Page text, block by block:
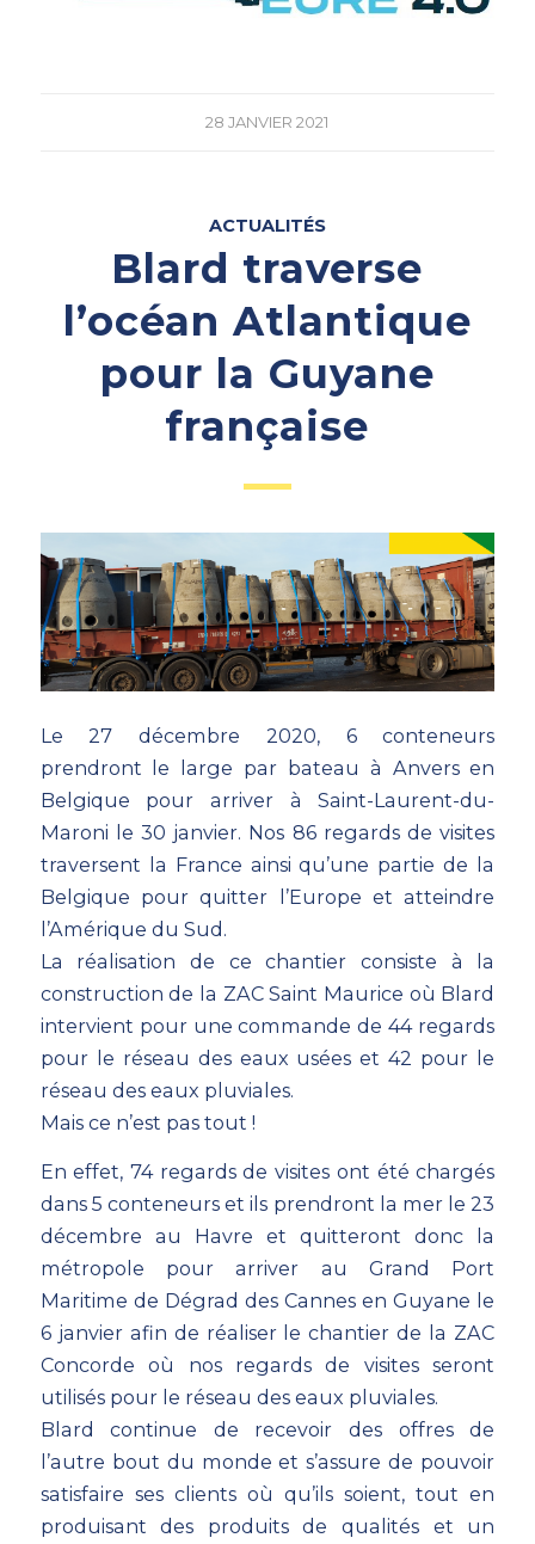
28 JANVIER 2021
ACTUALITÉS
Blard traverse
l’océan Atlantique
pour la Guyane
française
Le 27 décembre 2020, 6 conteneurs
prendront le large par bateau à Anvers en
Belgique pour arriver à Saint-Laurent-du-
Maroni le 30 janvier. Nos 86 regards de visites
traversent la France ainsi qu’une partie de la
Belgique pour quitter l’Europe et atteindre
l’Amérique du Sud.
La réalisation de ce chantier consiste à la
construction de la ZAC Saint Maurice où Blard
intervient pour une commande de 44 regards
pour le réseau des eaux usées et 42 pour le
réseau des eaux pluviales.
Mais ce n’est pas tout !
En effet, 74 regards de visites ont été chargés
dans 5 conteneurs et ils prendront la mer le 23
décembre au Havre et quitteront donc la
métropole pour arriver au Grand Port
Maritime de Dégrad des Cannes en Guyane le
6 janvier afin de réaliser le chantier de la ZAC
Concorde où nos regards de visites seront
utilisés pour le réseau des eaux pluviales.
Blard continue de recevoir des offres de
l’autre bout du monde et s’assure de pouvoir
satisfaire ses clients où qu’ils soient, tout en
produisant des produits de qualités et un